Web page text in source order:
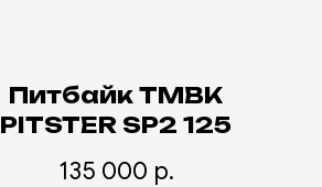
Питбайк TMBK
PITSTER SP2 125
135 000 р.